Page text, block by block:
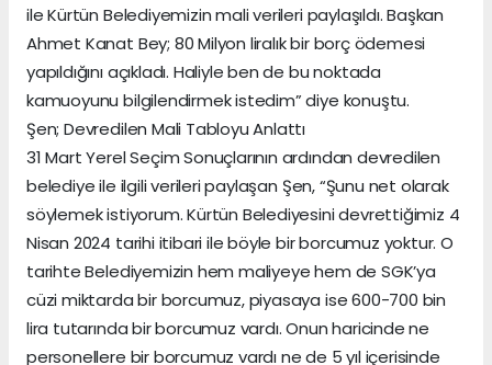
ile Kürtün Belediyemizin mali verileri paylaşıldı. Başkan
Ahmet Kanat Bey; 80 Milyon liralık bir borç ödemesi
yapıldığını açıkladı. Haliyle ben de bu noktada
kamuoyunu bilgilendirmek istedim” diye konuştu.
Şen; Devredilen Mali Tabloyu Anlattı
31 Mart Yerel Seçim Sonuçlarının ardından devredilen
belediye ile ilgili verileri paylaşan Şen, “Şunu net olarak
söylemek istiyorum. Kürtün Belediyesini devrettiğimiz 4
Nisan 2024 tarihi itibari ile böyle bir borcumuz yoktur. O
tarihte Belediyemizin hem maliyeye hem de SGK’ya
cüzi miktarda bir borcumuz, piyasaya ise 600-700 bin
lira tutarında bir borcumuz vardı. Onun haricinde ne
personellere bir borcumuz vardı ne de 5 yıl içerisinde